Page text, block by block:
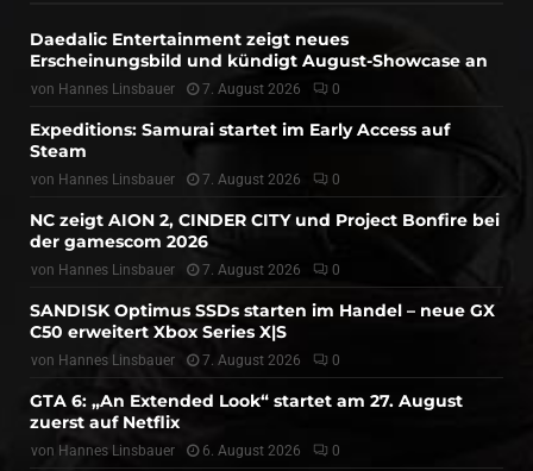
Daedalic Entertainment zeigt neues
Erscheinungsbild und kündigt August-Showcase an
von Hannes Linsbauer 7. August 2026 0
Expeditions: Samurai startet im Early Access auf
Steam
von Hannes Linsbauer 7. August 2026 0
NC zeigt AION 2, CINDER CITY und Project Bonfire bei
der gamescom 2026
von Hannes Linsbauer 7. August 2026 0
SANDISK Optimus SSDs starten im Handel – neue GX
C50 erweitert Xbox Series X|S
von Hannes Linsbauer 7. August 2026 0
GTA 6: „An Extended Look“ startet am 27. August
zuerst auf Netflix
von Hannes Linsbauer 6. August 2026 0